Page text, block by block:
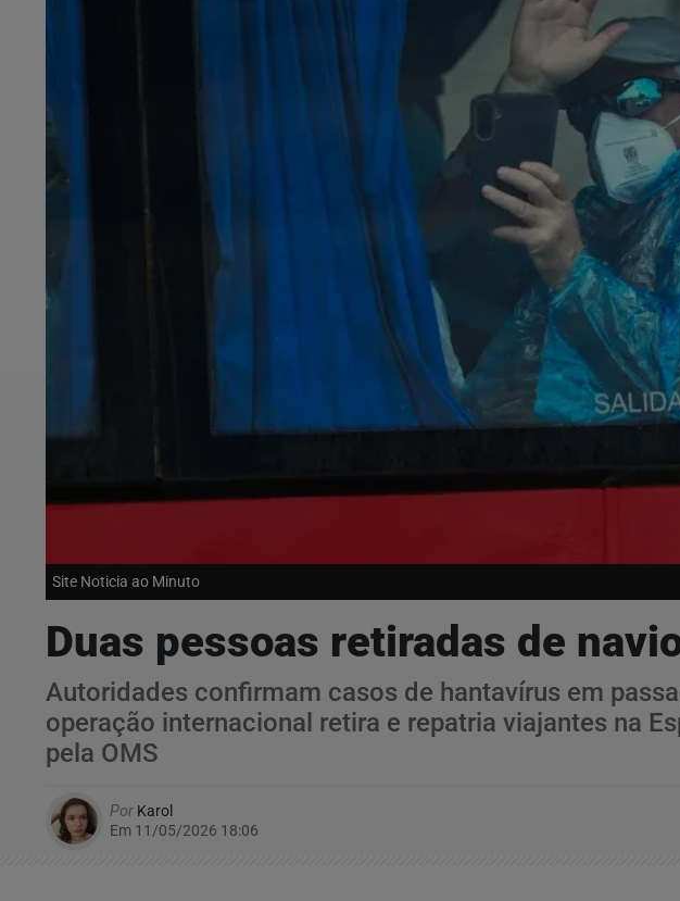
Site Noticia ao Minuto
Duas pessoas retiradas de
Autoridades confirmam casos de hantavírus em
operação internacional retira e repatria viajantes na
pela OMS
Por Karol
Em 11/05/2026 18:06